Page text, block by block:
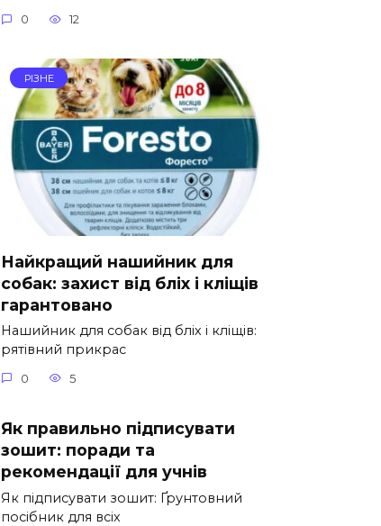
0 12
РІЗНЕ
Найкращий нашийник для
собак: захист від бліх і кліщів
гарантовано
Нашийник для собак від бліх і кліщів:
рятівний прикрас
0 5
Як правильно підписувати
зошит: поради та
рекомендації для учнів
Як підписувати зошит: Ґрунтовний
посібник для всіх